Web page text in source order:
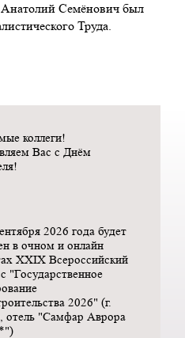
Семёнович был
Труда.
коллеги!
Вас с Днём
2026 года будет
в очном и онлайн
ХХIX Всероссийский
"Государственное
2026" (г.
отель "Самфар Аврора